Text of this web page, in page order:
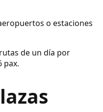
o estaciones
de un día por
pax.